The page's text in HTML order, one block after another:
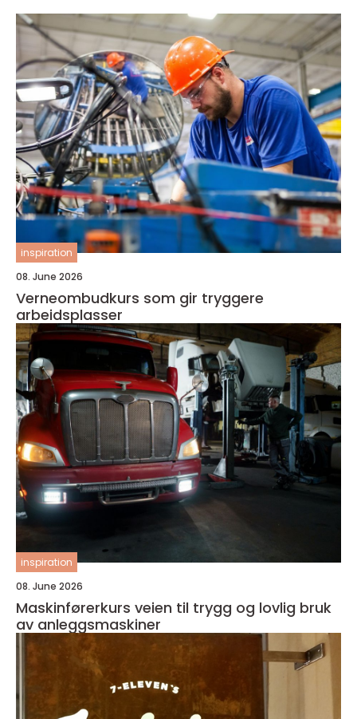
inspiration
08. June 2026
Verneombudkurs som gir tryggere
arbeidsplasser
inspiration
08. June 2026
Maskinførerkurs veien til trygg og lovlig bruk
av anleggsmaskiner